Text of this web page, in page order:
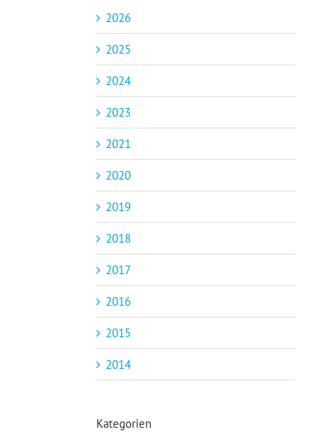
2026
2025
2024
2023
2021
2020
2019
2018
2017
2016
2015
2014
Kategorien